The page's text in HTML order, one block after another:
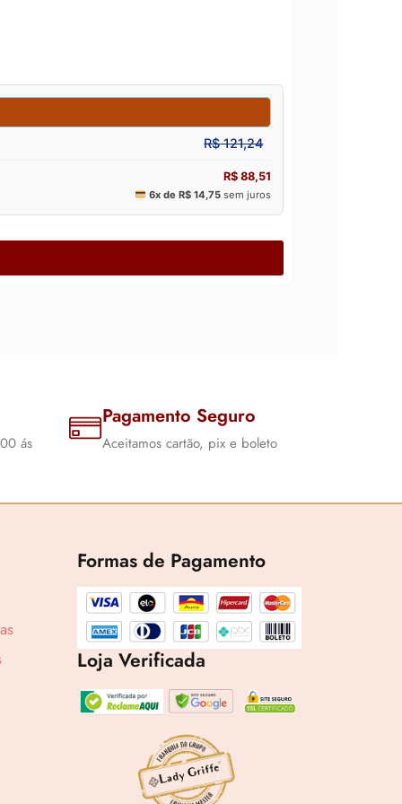
ás
Pagamento Seguro
Aceitamos cartão, pix e boleto
Formas de Pagamento
Loja Verificada